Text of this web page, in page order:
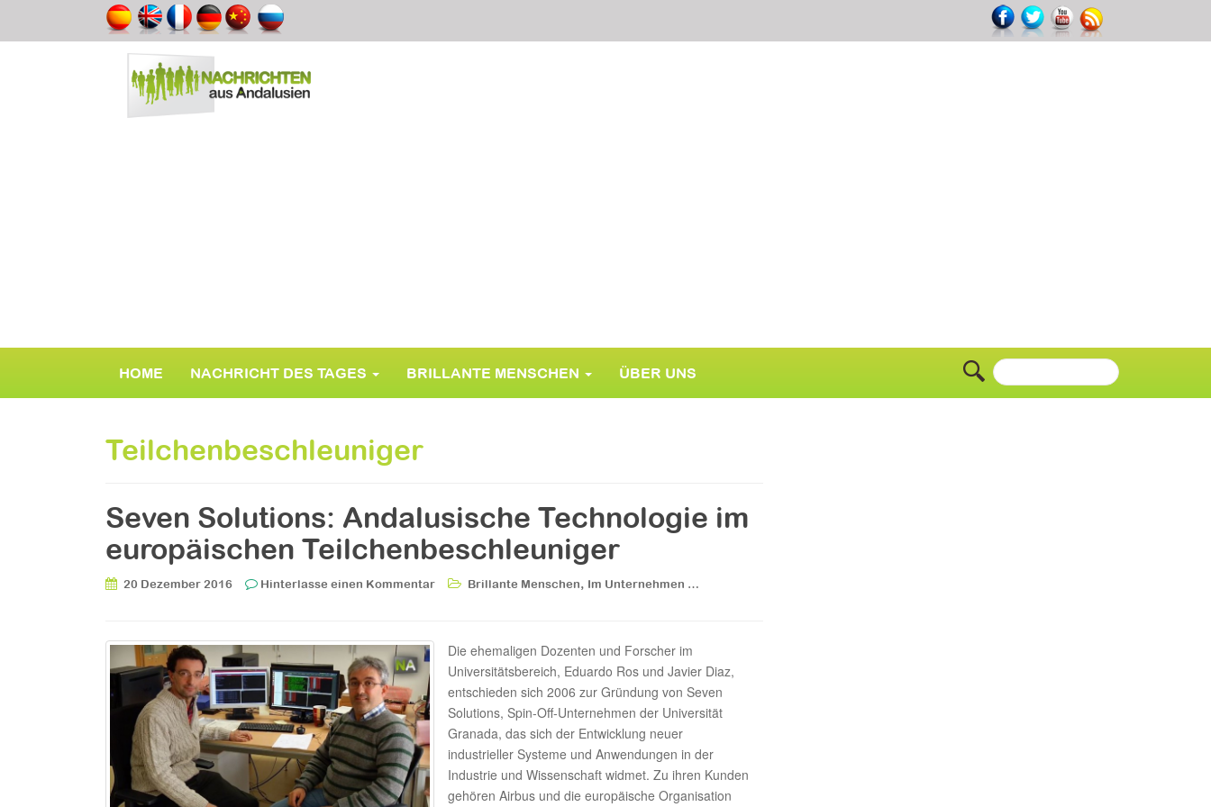
HOME NACHRICHT DES TAGES BRILLANTE MENSCHEN ÜBER UNS
Teilchenbeschleuniger
Seven Solutions: Andalusische Technologie im
europäischen Teilchenbeschleuniger
20 Dezember 2016 Hinterlasse einen Kommentar Brillante Menschen, Im Unternehmen …
Die ehemaligen Dozenten und Forscher im
Universitätsbereich, Eduardo Ros und Javier Diaz,
entschieden sich 2006 zur Gründung von Seven
Solutions, Spin-Off-Unternehmen der Universität
Granada, das sich der Entwicklung neuer
industrieller Systeme und Anwendungen in der
Industrie und Wissenschaft widmet. Zu ihren Kunden
gehören Airbus und die europäische Organisation